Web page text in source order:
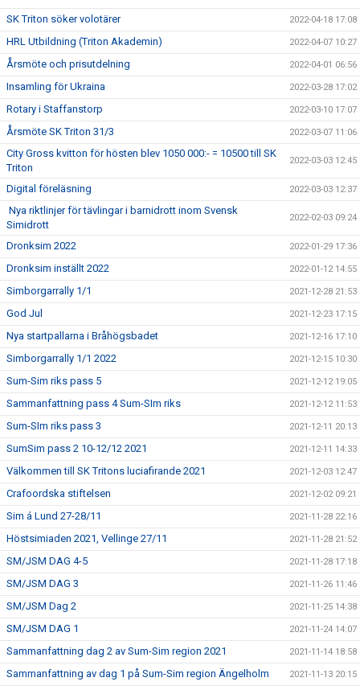
SK Triton söker volotärer 2022-04-18 17:08
HRL Utbildning (Triton Akademin) 2022-04-07 10:27
Årsmöte och prisutdelning 2022-04-01 06:56
Insamling för Ukraina 2022-03-28 17:02
Rotary i Staffanstorp 2022-03-10 17:07
Årsmöte SK Triton 31/3 2022-03-07 11:06
City Gross kvitton för hösten blev 1050 000:- = 10500 till SK
Triton
2022-03-03 12:45
Digital föreläsning 2022-03-03 12:37
Nya riktlinjer för tävlingar i barnidrott inom Svensk
Simidrott
2022-02-03 09:24
Dronksim 2022 2022-01-29 17:36
Dronksim inställt 2022 2022-01-12 14:55
Simborgarrally 1/1 2021-12-28 21:53
God Jul 2021-12-23 17:15
Nya startpallarna i Bråhögsbadet 2021-12-16 17:10
Simborgarrally 1/1 2022 2021-12-15 10:30
Sum-Sim riks pass 5 2021-12-12 19:05
Sammanfattning pass 4 Sum-SIm riks 2021-12-12 11:53
Sum-SIm riks pass 3 2021-12-11 20:13
SumSim pass 2 10-12/12 2021 2021-12-11 14:33
Välkommen till SK Tritons luciafirande 2021 2021-12-03 12:47
Crafoordska stiftelsen 2021-12-02 09:21
Sim á Lund 27-28/11 2021-11-28 22:16
Höstsimiaden 2021, Vellinge 27/11 2021-11-28 21:52
SM/JSM DAG 4-5 2021-11-28 17:18
SM/JSM DAG 3 2021-11-26 11:46
SM/JSM Dag 2 2021-11-25 14:38
SM/JSM DAG 1 2021-11-24 14:07
Sammanfattning dag 2 av Sum-Sim region 2021 2021-11-14 18:58
Sammanfattning av dag 1 på Sum-Sim region Ängelholm 2021-11-13 20:15